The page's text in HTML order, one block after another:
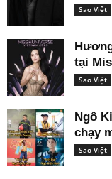
Sao Việt
tại
Sao Việt
Ngô
chạy
Sao Việt